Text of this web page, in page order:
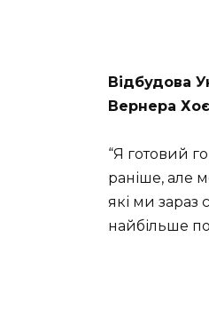
Відбудова
Вернера
“Я готовий
раніше, але
які ми зараз
найбільше